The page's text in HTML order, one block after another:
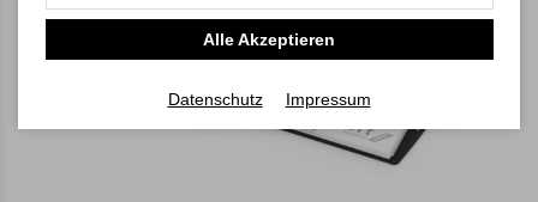
Alle Akzeptieren
Datenschutz Impressum